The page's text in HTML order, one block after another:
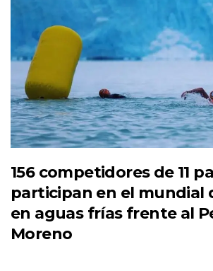
156 competidores de 11
participan en el mundial
en aguas frías frente al
Moreno